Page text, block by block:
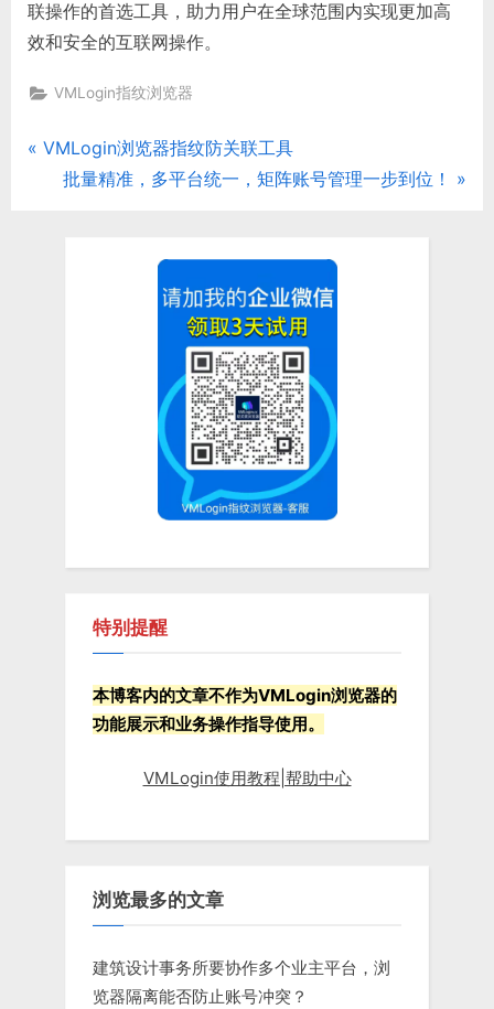
联操作的首选工具，助力用户在全球范围内实现更加高
效和安全的互联网操作。
VMLogin指纹浏览器
文
P
VMLogin浏览器指纹防关联工具
N
批量精准，多平台统一，矩阵账号管理一步到位！
特别提醒
本博客内的文章不作为VMLogin浏览器的
功能展示和业务操作指导使用。
VMLogin使用教程|帮助中心
浏览最多的文章
建筑设计事务所要协作多个业主平台，浏
览器隔离能否防止账号冲突？